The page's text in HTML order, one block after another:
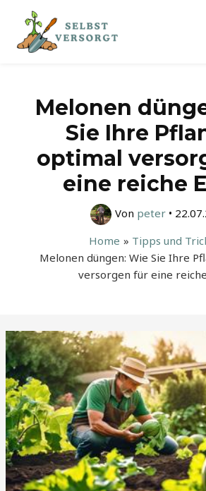
Inhalt
springen
Melonen
Sie Ihre
optimal
eine reiche
Von peter •
Home
Tipps und
Melonen düngen: Wie Sie Ihre
versorgen für eine